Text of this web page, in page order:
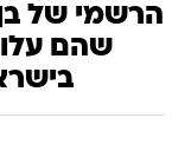
הרשמי של
שהם עלו